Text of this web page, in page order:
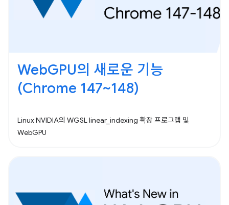
WebGPU의 새로운 기능
(Chrome 147~148)
Linux NVIDIA의 WGSL linear_indexing 확장 프로그램 및
WebGPU